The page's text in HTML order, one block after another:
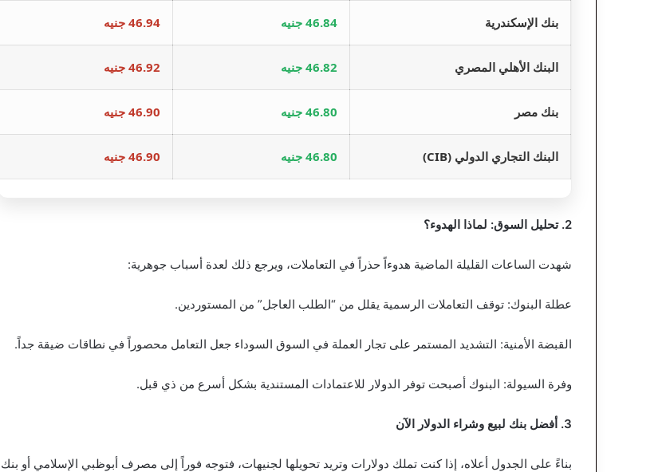
بنك الإسكندرية 46.84 جنيه 46.94 جنيه
البنك الأهلي المصري 46.82 جنيه 46.92 جنيه
بنك مصر 46.80 جنيه 46.90 جنيه
البنك التجاري الدولي (CIB) 46.80 جنيه 46.90 جنيه
2. تحليل السوق: لماذا الهدوء؟
شهدت الساعات القليلة الماضية هدوءاً حذراً في التعاملات، ويرجع ذلك لعدة أسباب جوهرية:
عطلة البنوك: توقف التعاملات الرسمية يقلل من “الطلب العاجل” من المستوردين.
القبضة الأمنية: التشديد المستمر على تجار العملة في السوق السوداء جعل التعامل محصوراً في نطاقات ضيقة جداً.
وفرة السيولة: البنوك أصبحت توفر الدولار للاعتمادات المستندية بشكل أسرع من ذي قبل.
3. أفضل بنك لبيع وشراء الدولار الآن
بناءً على الجدول أعلاه، إذا كنت تملك دولارات وتريد تحويلها لجنيهات، فتوجه فوراً إلى مصرف أبوظبي الإسلامي أو بنك